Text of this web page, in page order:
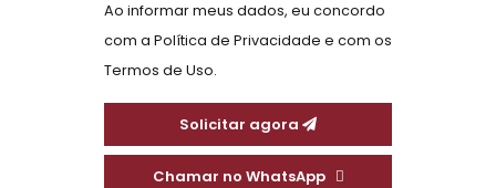
Ao informar meus dados, eu concordo
com a Política de Privacidade e com os
Termos de Uso.
Solicitar agora
Chamar no WhatsApp